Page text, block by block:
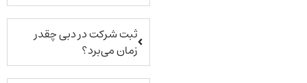
ثبت شرکت در دبی چقدر
زمان می‌برد؟